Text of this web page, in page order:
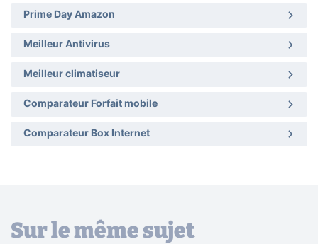
Prime Day Amazon
Meilleur Antivirus
Meilleur climatiseur
Comparateur Forfait mobile
Comparateur Box Internet
Sur le même sujet